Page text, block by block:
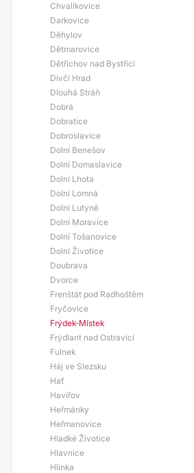
Chvalíkovice
Darkovice
Děhylov
Dětmarovice
Dětřichov nad Bystřicí
Dívčí Hrad
Dlouhá Stráň
Dobrá
Dobratice
Dobroslavice
Dolní Benešov
Dolní Domaslavice
Dolní Lhota
Dolní Lomná
Dolní Lutyně
Dolní Moravice
Dolní Tošanovice
Dolní Životice
Doubrava
Dvorce
Frenštát pod Radhoštěm
Fryčovice
Frýdek-Místek
Frýdlant nad Ostravicí
Fulnek
Háj ve Slezsku
Hať
Havířov
Heřmánky
Heřmanovice
Hladké Životice
Hlavnice
Hlinka